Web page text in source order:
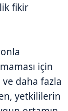
fikir
için
daha fazla
yetkililerin